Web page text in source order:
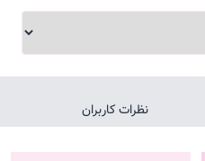
نظرات کاربران